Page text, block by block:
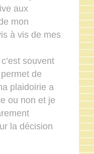
aux
mon
à vis de mes
souvent
de
plaidoirie a
ou non et je
la décision